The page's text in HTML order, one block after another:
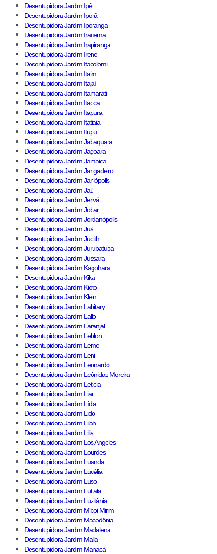
Desentupidora Jardim Ipê
Desentupidora Jardim Iporã
Desentupidora Jardim Iporanga
Desentupidora Jardim Iracema
Desentupidora Jardim Irapiranga
Desentupidora Jardim Irene
Desentupidora Jardim Itacolomi
Desentupidora Jardim Itaim
Desentupidora Jardim Itajaí
Desentupidora Jardim Itamarati
Desentupidora Jardim Itaoca
Desentupidora Jardim Itapura
Desentupidora Jardim Itatiaia
Desentupidora Jardim Itupu
Desentupidora Jardim Jabaquara
Desentupidora Jardim Jagoara
Desentupidora Jardim Jamaica
Desentupidora Jardim Jangadeiro
Desentupidora Jardim Janiópolis
Desentupidora Jardim Jaú
Desentupidora Jardim Jerivá
Desentupidora Jardim Jobar
Desentupidora Jardim Jordanópolis
Desentupidora Jardim Juá
Desentupidora Jardim Judith
Desentupidora Jardim Jurubatuba
Desentupidora Jardim Jussara
Desentupidora Jardim Kagohara
Desentupidora Jardim Kika
Desentupidora Jardim Kioto
Desentupidora Jardim Klein
Desentupidora Jardim Labitary
Desentupidora Jardim Lallo
Desentupidora Jardim Laranjal
Desentupidora Jardim Leblon
Desentupidora Jardim Leme
Desentupidora Jardim Leni
Desentupidora Jardim Leonardo
Desentupidora Jardim Leônidas Moreira
Desentupidora Jardim Letícia
Desentupidora Jardim Liar
Desentupidora Jardim Lídia
Desentupidora Jardim Lido
Desentupidora Jardim Lilah
Desentupidora Jardim Lilia
Desentupidora Jardim Los Angeles
Desentupidora Jardim Lourdes
Desentupidora Jardim Luanda
Desentupidora Jardim Lucélia
Desentupidora Jardim Luso
Desentupidora Jardim Lutfala
Desentupidora Jardim Luzitânia
Desentupidora Jardim M'boi Mirim
Desentupidora Jardim Macedônia
Desentupidora Jardim Madalena
Desentupidora Jardim Malia
Desentupidora Jardim Manacá